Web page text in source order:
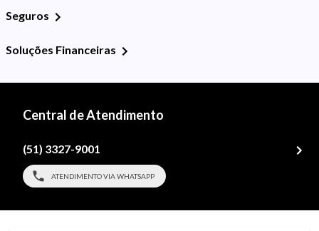
Seguros
Soluções Financeiras
Central de Atendimento
(51) 3327-9001
ATENDIMENTO VIA WHATSAPP